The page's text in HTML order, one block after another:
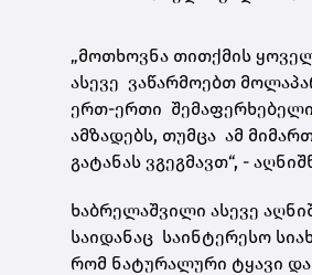
„მოთხოვნა თითქმის
ასევე ვაწარმოებთ
ერთ-ერთი
ამზადებს, თუმცა ამ
გატანას ვგეგმავთ“, -
ხაბრელაშვილი ასევე
საიდანაც საინტერესო
რომ ნატურალური ტყავი